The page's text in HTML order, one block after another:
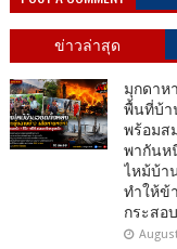
ข่าวล่าสุด
มุกดาห
พื้นที่บ้า
พร้อมส
พากันห
ไหม้บ้า
ทำให้ข้
กระสอ